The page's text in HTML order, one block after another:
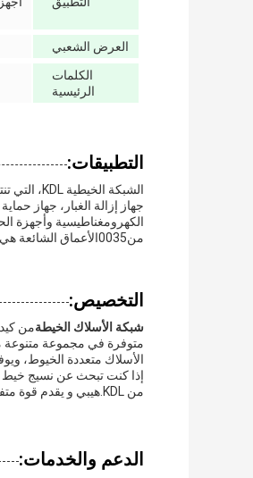
العرض الشعبي
الكلمات
الرئيسية
التطبيقات:
جهاز إزالة الغبار، جهاز
الكهرومغناطيسية وأجهزة
من0035الأعماق الشائعة هي 30' و 42'
التخصيص:
شبكة الأسلاك الخيطةمن
الأسلاك متعددة الخيوط،
إذا كنت تبحث عن نسيج خيط
من KDL.هيبي و يقدم قوة متفوقة ومقاومة للتآكل.
الدعم والخدمات: